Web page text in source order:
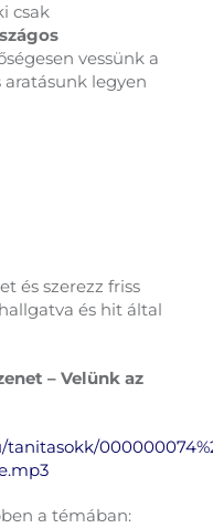
csak
vessünk a
legyen
és szerezz friss
és hit által
– Velünk az
a témában: